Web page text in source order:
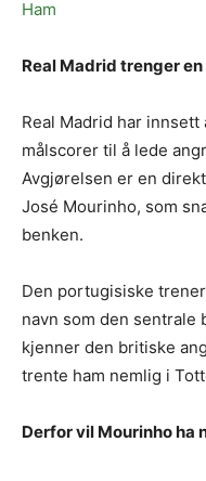
Ham
Real Madrid trenger
Real Madrid har
målscorer til å lede
Avgjørelsen er en
José Mourinho, som
benken.
Den portugisiske
navn som den sentrale
kjenner den britiske
trente ham nemlig i
Derfor vil Mourinho ha